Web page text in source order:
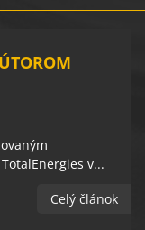
v...
Celý článok